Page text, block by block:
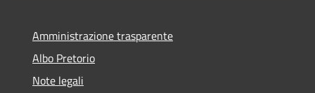
Amministrazione trasparente
Albo Pretorio
Note legali